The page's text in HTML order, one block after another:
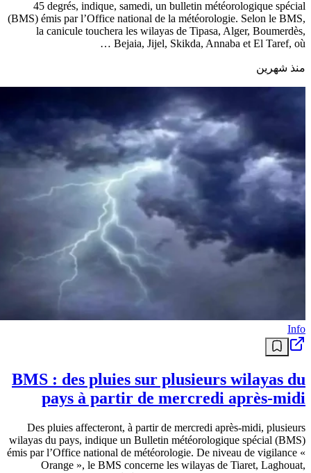
45 degrés, indique, samedi, un bulletin météorologique spécial
(BMS) émis par l’Office national de la météorologie. Selon le BMS,
la canicule touchera les wilayas de Tipasa, Alger, Boumerdès,
Bejaia, Jijel, Skikda, Annaba et El Taref, où …
منذ شهرين
Info
BMS : des pluies sur plusieurs wilayas du
pays à partir de mercredi après-midi
Des pluies affecteront, à partir de mercredi après-midi, plusieurs
wilayas du pays, indique un Bulletin météorologique spécial (BMS)
émis par l’Office national de météorologie. De niveau de vigilance «
Orange », le BMS concerne les wilayas de Tiaret, Laghouat,